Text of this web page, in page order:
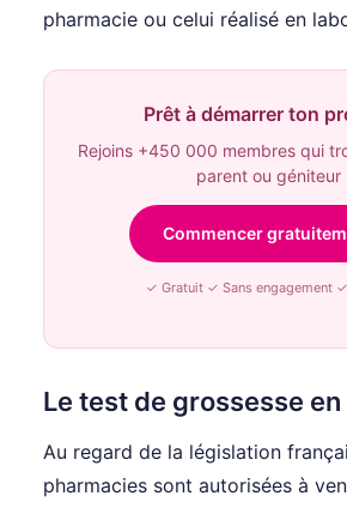
pharmacie ou celui réalisé en
Prêt à démarrer ton
Rejoins +450 000 membres qui
parent ou géniteur
Commencer
✓ Gratuit ✓ Sans engagement
Le test de grossesse
Au regard de la législation
pharmacies sont autorisées à